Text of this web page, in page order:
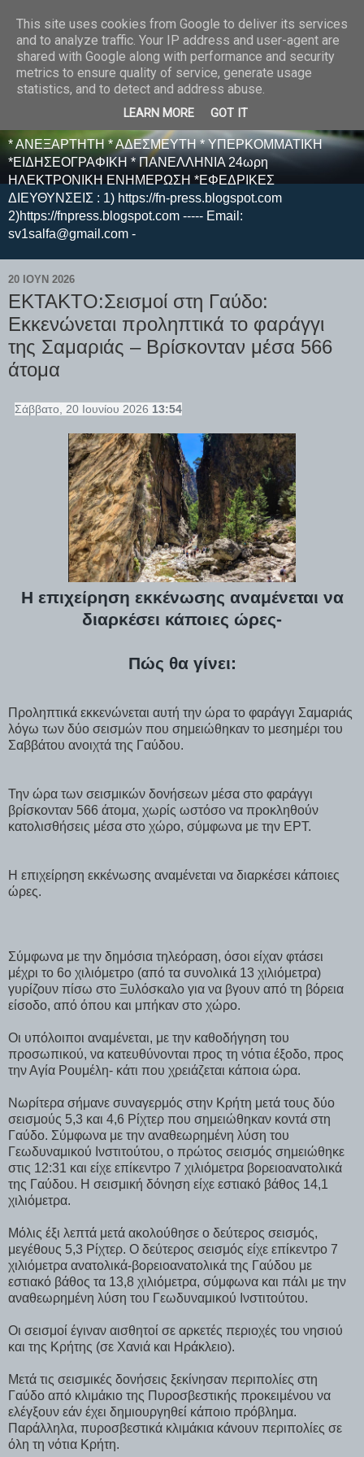
E F E N P R E S S -
ΗΛΕΚΤΡΟΝΙΚΗ
ΕΦΗΜΕΡΙΔΑ
* ΑΝΕΞΑΡΤΗΤΗ * ΑΔΕΣΜΕΥΤΗ * ΥΠΕΡΚΟΜΜΑΤΙΚΗ
*ΕΙΔΗΣΕΟΓΡΑΦΙΚΗ * ΠΑΝΕΛΛΗΝΙΑ 24ωρη
ΗΛΕΚΤΡΟΝΙΚΗ ΕΝΗΜΕΡΩΣΗ *ΕΦΕΔΡΙΚΕΣ
ΔΙΕΥΘΥΝΣΕΙΣ : 1) https://fn-press.blogspot.com
2)https://fnpress.blogspot.com ----- Email:
sv1salfa@gmail.com -
20 ΙΟΥΝ 2026
ΕΚΤΑΚΤΟ:Σεισμοί στη Γαύδο:
Εκκενώνεται προληπτικά το φαράγγι
της Σαμαριάς – Βρίσκονταν μέσα 566
άτομα
Σάββατο, 20 Ιουνίου 2026 13:54
Η επιχείρηση εκκένωσης αναμένεται να
διαρκέσει κάποιες ώρες-
Πώς θα γίνει:
Προληπτικά εκκενώνεται αυτή την ώρα το φαράγγι Σαμαριάς
λόγω των δύο σεισμών που σημειώθηκαν το μεσημέρι του
Σαββάτου ανοιχτά της Γαύδου.
Την ώρα των σεισμικών δονήσεων μέσα στο φαράγγι
βρίσκονταν 566 άτομα, χωρίς ωστόσο να προκληθούν
κατολισθήσεις μέσα στο χώρο, σύμφωνα με την ΕΡΤ.
Η επιχείρηση εκκένωσης αναμένεται να διαρκέσει κάποιες
ώρες.
Σύμφωνα με την δημόσια τηλεόραση, όσοι είχαν φτάσει
μέχρι το 6ο χιλιόμετρο (από τα συνολικά 13 χιλιόμετρα)
γυρίζουν πίσω στο Ξυλόσκαλο για να βγουν από τη βόρεια
είσοδο, από όπου και μπήκαν στο χώρο.
Οι υπόλοιποι αναμένεται, με την καθοδήγηση του
προσωπικού, να κατευθύνονται προς τη νότια έξοδο, προς
την Αγία Ρουμέλη- κάτι που χρειάζεται κάποια ώρα.
Νωρίτερα σήμανε συναγερμός στην Κρήτη μετά τους δύο
σεισμούς 5,3 και 4,6 Ρίχτερ που σημειώθηκαν κοντά στη
Γαύδο. Σύμφωνα με την αναθεωρημένη λύση του
Γεωδυναμικού Ινστιτούτου, ο πρώτος σεισμός σημειώθηκε
στις 12:31 και είχε επίκεντρο 7 χιλιόμετρα βορειοανατολικά
της Γαύδου. Η σεισμική δόνηση είχε εστιακό βάθος 14,1
χιλιόμετρα.
Μόλις έξι λεπτά μετά ακολούθησε ο δεύτερος σεισμός,
μεγέθους 5,3 Ρίχτερ. Ο δεύτερος σεισμός είχε επίκεντρο 7
χιλιόμετρα ανατολικά-βορειοανατολικά της Γαύδου με
εστιακό βάθος τα 13,8 χιλιόμετρα, σύμφωνα και πάλι με την
αναθεωρημένη λύση του Γεωδυναμικού Ινστιτούτου.
Οι σεισμοί έγιναν αισθητοί σε αρκετές περιοχές του νησιού
και της Κρήτης (σε Χανιά και Ηράκλειο).
Μετά τις σεισμικές δονήσεις ξεκίνησαν περιπολίες στη
Γαύδο από κλιμάκιο της Πυροσβεστικής προκειμένου να
ελέγξουν εάν έχει δημιουργηθεί κάποιο πρόβλημα.
Παράλληλα, πυροσβεστικά κλιμάκια κάνουν περιπολίες σε
όλη τη νότια Κρήτη.
This site uses cookies from Google to deliver its services
and to analyze traffic. Your IP address and user-agent are
shared with Google along with performance and security
metrics to ensure quality of service, generate usage
statistics, and to detect and address abuse.
LEARN MORE GOT IT